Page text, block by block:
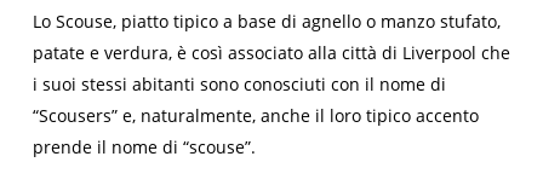
Lo Scouse, piatto tipico a base di agnello o manzo stufato,
patate e verdura, è così associato alla città di Liverpool che
i suoi stessi abitanti sono conosciuti con il nome di
“Scousers” e, naturalmente, anche il loro tipico accento
prende il nome di “scouse”.